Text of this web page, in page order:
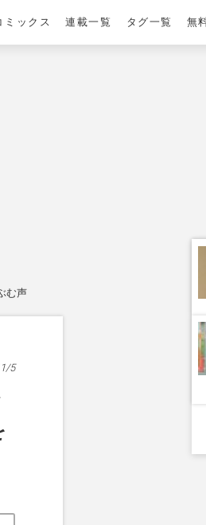
ミックス 連載一覧 タグ一覧 無
む声
5